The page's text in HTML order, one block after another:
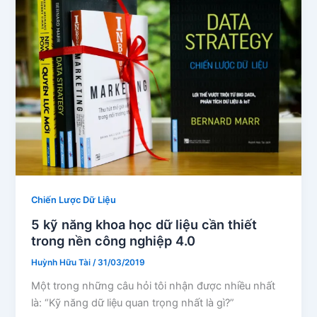
Chiến Lược Dữ Liệu
5 kỹ năng khoa học dữ liệu cần thiết
trong nền công nghiệp 4.0
Huỳnh Hữu Tài /31/03/2019
Một trong những câu hỏi tôi nhận được nhiều nhất
là: “Kỹ năng dữ liệu quan trọng nhất là gì?”